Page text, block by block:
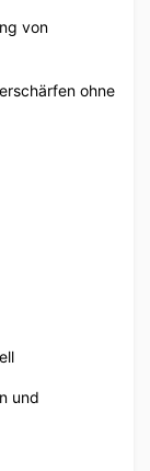
von
ohne
und